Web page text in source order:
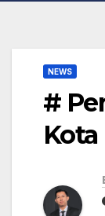
NEWS
#